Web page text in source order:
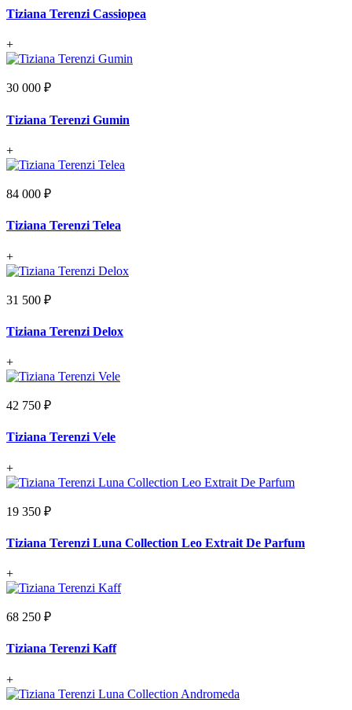
Tiziana Terenzi Cassiopea
+
30 000 ₽
Tiziana Terenzi Gumin
+
84 000 ₽
Tiziana Terenzi Telea
+
31 500 ₽
Tiziana Terenzi Delox
+
42 750 ₽
Tiziana Terenzi Vele
+
19 350 ₽
Tiziana Terenzi Luna Collection Leo Extrait De Parfum
+
68 250 ₽
Tiziana Terenzi Kaff
+